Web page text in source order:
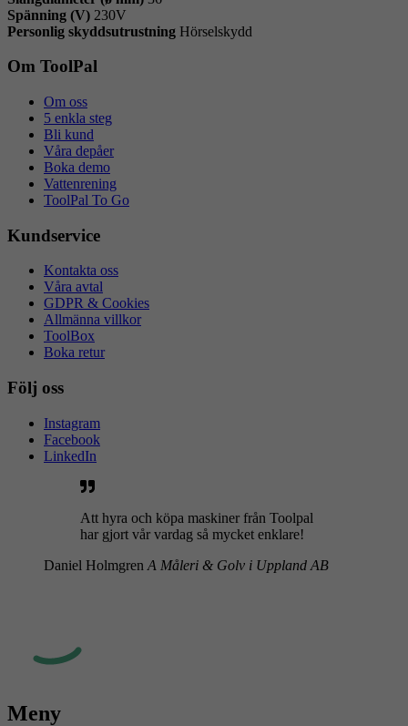
Spänning (V) 230V
Personlig skyddsutrustning Hörselskydd
Om ToolPal
Om oss
5 enkla steg
Bli kund
Våra depåer
Boka demo
Vattenrening
ToolPal To Go
Kundservice
Kontakta oss
Våra avtal
GDPR & Cookies
Allmänna villkor
ToolBox
Boka retur
Följ oss
Instagram
Facebook
LinkedIn
Att hyra och köpa maskiner från Toolpal
har gjort vår vardag så mycket enklare!
Daniel Holmgren A Måleri & Golv i Uppland AB
Meny